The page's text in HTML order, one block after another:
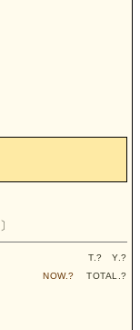
〕
T.? Y.?
NOW.? TOTAL.?